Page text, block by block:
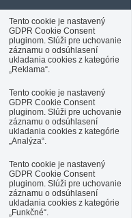
Tento cookie je nastavený
GDPR Cookie Consent
pluginom. Slúži pre uchovanie
záznamu o odsúhlasení
ukladania cookies z kategórie
„Reklama“.
Tento cookie je nastavený
GDPR Cookie Consent
pluginom. Slúži pre uchovanie
záznamu o odsúhlasení
ukladania cookies z kategórie
„Analýza“.
Tento cookie je nastavený
GDPR Cookie Consent
pluginom. Slúži pre uchovanie
záznamu o odsúhlasení
ukladania cookies z kategórie
„Funkčné“.